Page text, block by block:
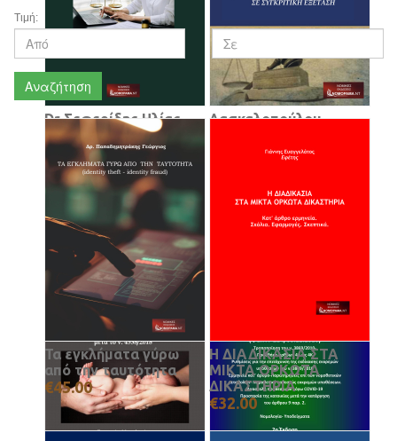
Dr Σεφερίδης Ηλίας,
Εισαγγελέας
Εφετών ε.τ
Κληρονομική
διαδοχή εκ διαθήκης
και εξ αδιαθέτου
€36.00
Δασκαλοπούλου
Ειρηνοδίκης Η
συμφώνου
συμβίωσης) Σε
συγκριτική εξέταση
Τιμή:
Αναζήτηση
Τα εγκλήματα γύρω
από την ταυτότητα
€45.00
Η ΔΙΑΔΙΚΑΣΙΑ ΣΤΑ
ΜΙΚΤΑ ΟΡΚΩΤΑ
ΔΙΚΑΣΤΗΡΙΑ
€32.00